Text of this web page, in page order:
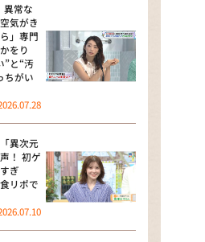
えり
Z塚田×福井アナ
やねん！？」（news お
も台所 ～きょうの献立 何
～
イアンなり！シーズン２
です旅サラダ
ニュースライブ 正義の
常な
気がき
」専門
をり
”と“汚
ちがい
異次元
！ 初ゲ
ぎ
リポで